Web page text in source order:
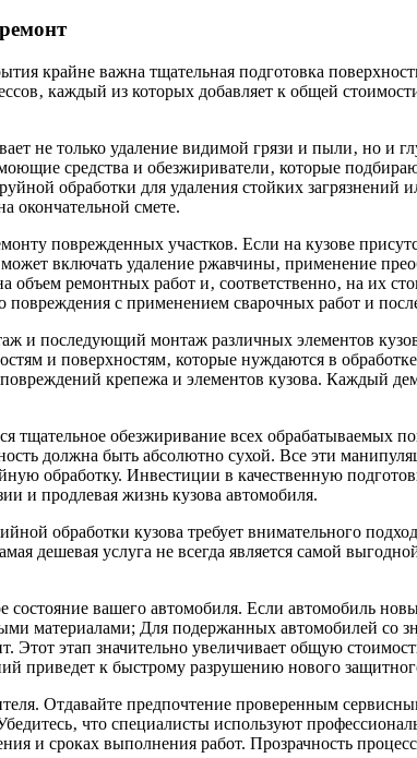
крайне важна тщательная подготовка
каждый из которых добавляет к общей
не только удаление видимой грязи и пыли‚ но
средства и обезжириватели‚ которые
обработки для удаления стойких
окончательной смете.
поврежденных участков. Если на кузове
включать удаление ржавчины‚ применение
ремонтных работ и‚ соответственно‚ на их
повреждения с применением сварочных работ и
и последующий монтаж различных элементов
и поверхностям‚ которые нуждаются в
крепежа и элементов кузова. Каждый
тщательное обезжиривание всех обрабатываемых
должна быть абсолютно сухой. Все эти
обработку. Инвестиции в качественную
и продлевая жизнь кузова автомобиля.
обработки кузова требует внимательного
дешевая услуга не всегда является самой
состояние вашего автомобиля. Если автомобиль
материалами; Для подержанных автомобилей со
Этот этап значительно увеличивает общую
приведет к быстрому разрушению нового
Отдавайте предпочтение проверенным
что специалисты используют
и сроках выполнения работ. Прозрачность